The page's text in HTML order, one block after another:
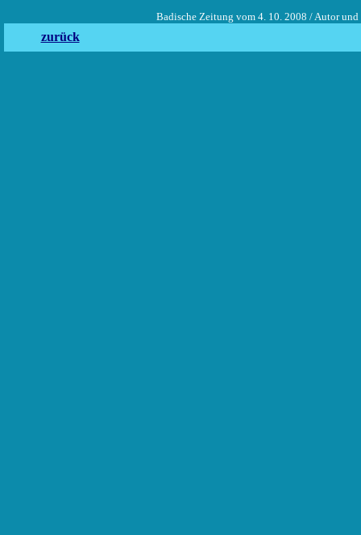
Badische Zeitung vom 4. 10. 2008 / Autor
zurück